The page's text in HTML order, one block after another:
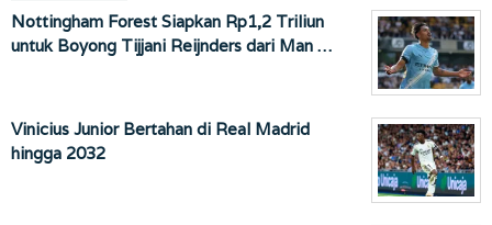
Nottingham Forest Siapkan Rp1,2 Triliun
untuk Boyong Tijjani Reijnders dari Man …
Vinicius Junior Bertahan di Real Madrid
hingga 2032